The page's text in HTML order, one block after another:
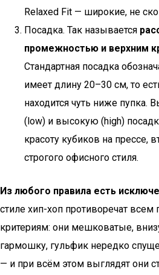
Relaxed Fit — широкие, не
Посадка. Так называется
промежностью и верхним
Стандартная посадка
имеет длину 20–30 см, то
находится чуть ниже
(low) и высокую (high)
красоту кубиков на прессе,
строгого офисного стиля.
Из любого правила есть
стиле хип-хоп противоречат
критериям: они мешковатые,
гармошку, гульфик нередко
— и при всём этом выглядят они